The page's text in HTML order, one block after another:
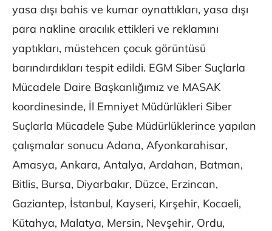
yasa dışı bahis ve kumar oynattıkları, yasa dışı
para nakline aracılık ettikleri ve reklamını
yaptıkları, müstehcen çocuk görüntüsü
barındırdıkları tespit edildi. EGM Siber Suçlarla
Mücadele Daire Başkanlığımız ve MASAK
koordinesinde, İl Emniyet Müdürlükleri Siber
Suçlarla Mücadele Şube Müdürlüklerince yapılan
çalışmalar sonucu Adana, Afyonkarahisar,
Amasya, Ankara, Antalya, Ardahan, Batman,
Bitlis, Bursa, Diyarbakır, Düzce, Erzincan,
Gaziantep, İstanbul, Kayseri, Kırşehir, Kocaeli,
Kütahya, Malatya, Mersin, Nevşehir, Ordu,